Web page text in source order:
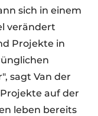
sich in einem
verändert
Projekte in
sagt Van der
auf der
leben bereits